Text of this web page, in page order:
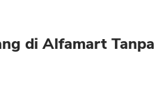
di Alfamart Tanpa